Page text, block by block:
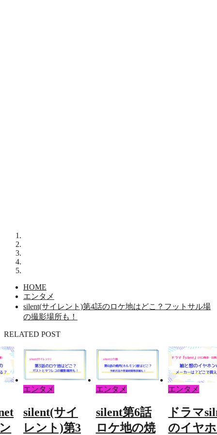
HOME
エンタメ
silent(サイレント)第4話のロケ地はどこ？フットサル場
の撮影場所も！
RELATED POST
エンタメ
silent第6話
ロケ地の焼
エンタメ
ドラマsilnet
のイヤホン
エンタメ
silent(サ
レント)